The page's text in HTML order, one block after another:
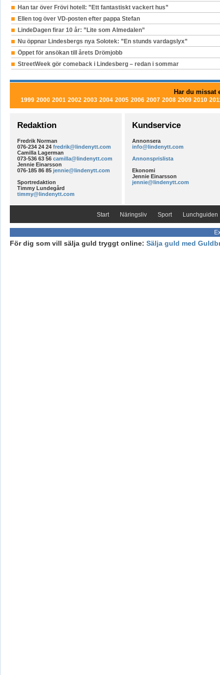
Han tar över Frövi hotell: ”Ett fantastiskt vackert hus”
Ellen tog över VD-posten efter pappa Stefan
LindeDagen firar 10 år: ”Lite som Almedalen”
Nu öppnar Lindesbergs nya Solotek: ”En stunds vardagslyx”
Öppet för ansökan till årets Drömjobb
StreetWeek gör comeback i Lindesberg – redan i sommar
Har du missat
1999 2000 2001 2002 2003 2004 2005 2006 2007 2008 2009 2010
Redaktion
Fredrik Norman
076-234 24 24 fredrik@lindenytt.com
Camilla Lagerman
073-536 63 56 camilla@lindenytt.com
Jennie Einarsson
076-185 86 85 jennie@lindenytt.com
Sportredaktion
Timmy Lundegård
timmy@lindenytt.com
Kundservice
Annonsera
info@lindenytt.com
Annonsprislista
Ekonomi
Jennie Einarsson
jennie@lindenytt.com
Start Näringsliv Sport Lunchguiden
För dig som vill sälja guld tryggt online: Sälja guld med